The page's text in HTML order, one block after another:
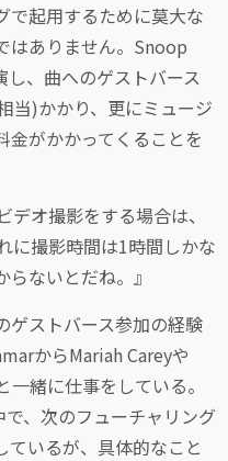
で起用するために莫大な
はありません。Snoop
、曲へのゲストバース
当)かかり、更にミュージ
金がかかってくることを
デオ撮影をする場合は、
に撮影時間は1時間しかな
ないとだね。』
ゲストバース参加の経験
からMariah Careyや
緒に仕事をしている。
、次のフューチャリング
いるが、具体的なこと